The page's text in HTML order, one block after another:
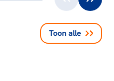
Toon alle